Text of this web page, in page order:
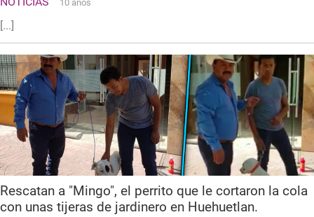
10 años
[...]
Rescatan a "Mingo", el perrito que le cortaron la cola
con unas tijeras de jardinero en Huehuetlan.